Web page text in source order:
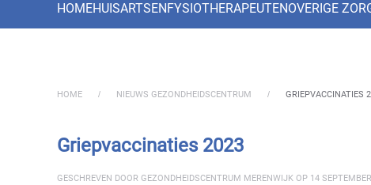
HOMEHUISARTSEN FYSIOTHERAPEUTENOVERIGE
HOME NIEUWS GEZONDHEIDSCENTRUM GRIEPVACCINATIES
Griepvaccinaties 2023
GESCHREVEN DOOR GEZONDHEIDSCENTRUM MERENWIJK OP 14